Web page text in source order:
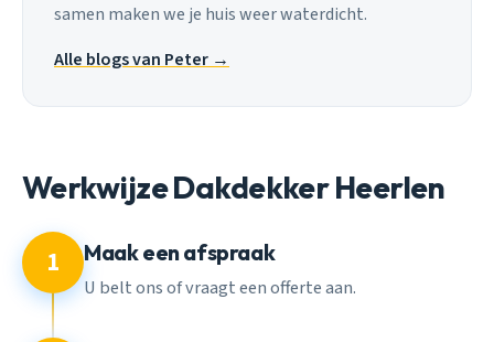
samen maken we je huis weer waterdicht.
Alle blogs van Peter →
Werkwijze Dakdekker Heerlen
1 Maak een afspraak
U belt ons of vraagt een offerte aan.